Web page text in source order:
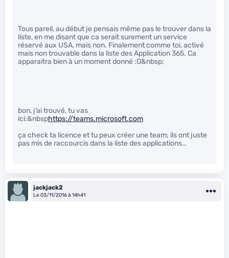
Tous pareil, au début je pensais même pas le trouver dans la
liste, en me disant que ca serait surement un service
réservé aux USA, mais non. Finalement comme toi, activé
mais non trouvable dans la liste des Application 365. Ca
apparaitra bien à un moment donné :O&nbsp;
bon, j’ai trouvé, tu vas
ici:&nbsphttps://teams.microsoft.com
ça check ta licence et tu peux créer une team; ils ont juste
pas mis de raccourcis dans la liste des applications…
jackjack2
Le 03/11/2016 à 14h41